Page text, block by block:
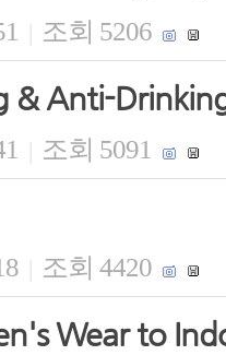
| 조회 5206
Anti-
| 조회 5091
| 조회 4420
Wear to